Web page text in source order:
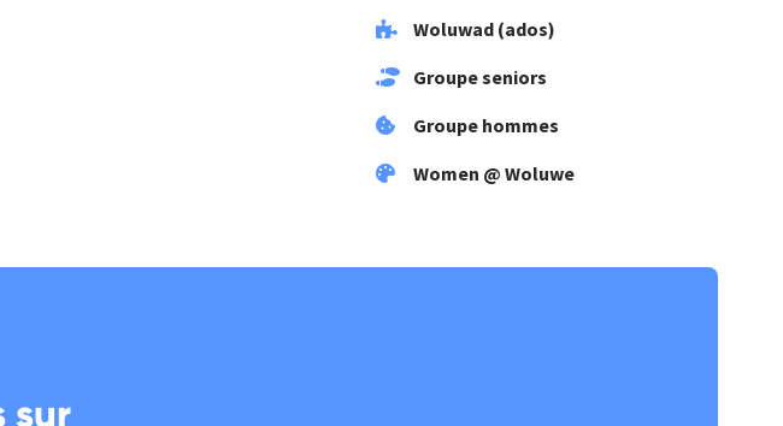
Woluwad (ados)
Groupe seniors
Groupe hommes
Women @ Woluwe
sur